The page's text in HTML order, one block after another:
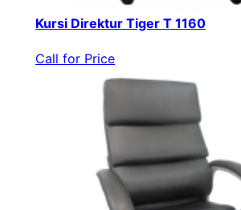
Kursi Direktur Tiger T 1160
Call for Price